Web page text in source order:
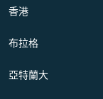
香港
布拉格
亞特蘭大